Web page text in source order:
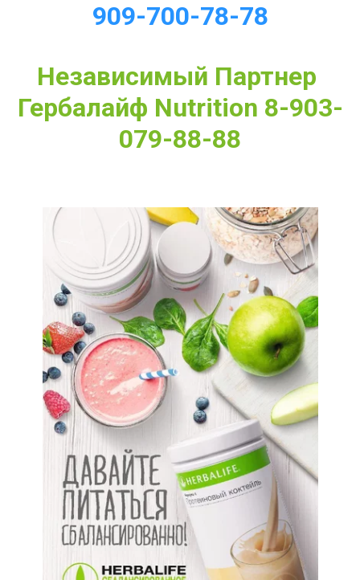
909-700-78-78
Независимый Партнер
Гербалайф Nutrition 8-903-
079-88-88